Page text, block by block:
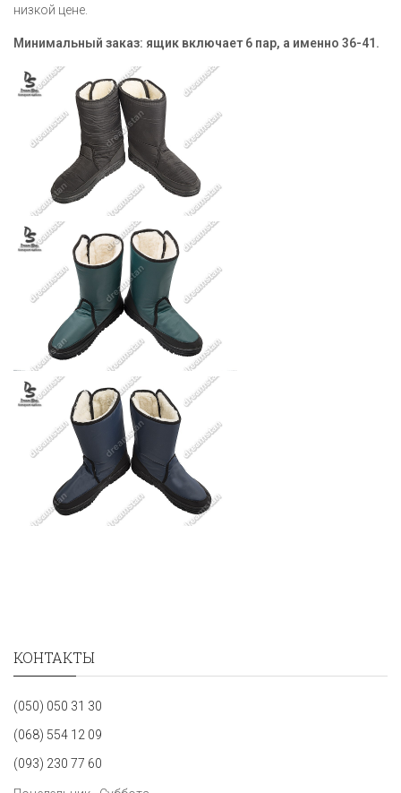
низкой цене.
Минимальный заказ: ящик включает 6 пар, а именно 36-41.
КОНТАКТЫ
(050) 050 31 30
(068) 554 12 09
(093) 230 77 60